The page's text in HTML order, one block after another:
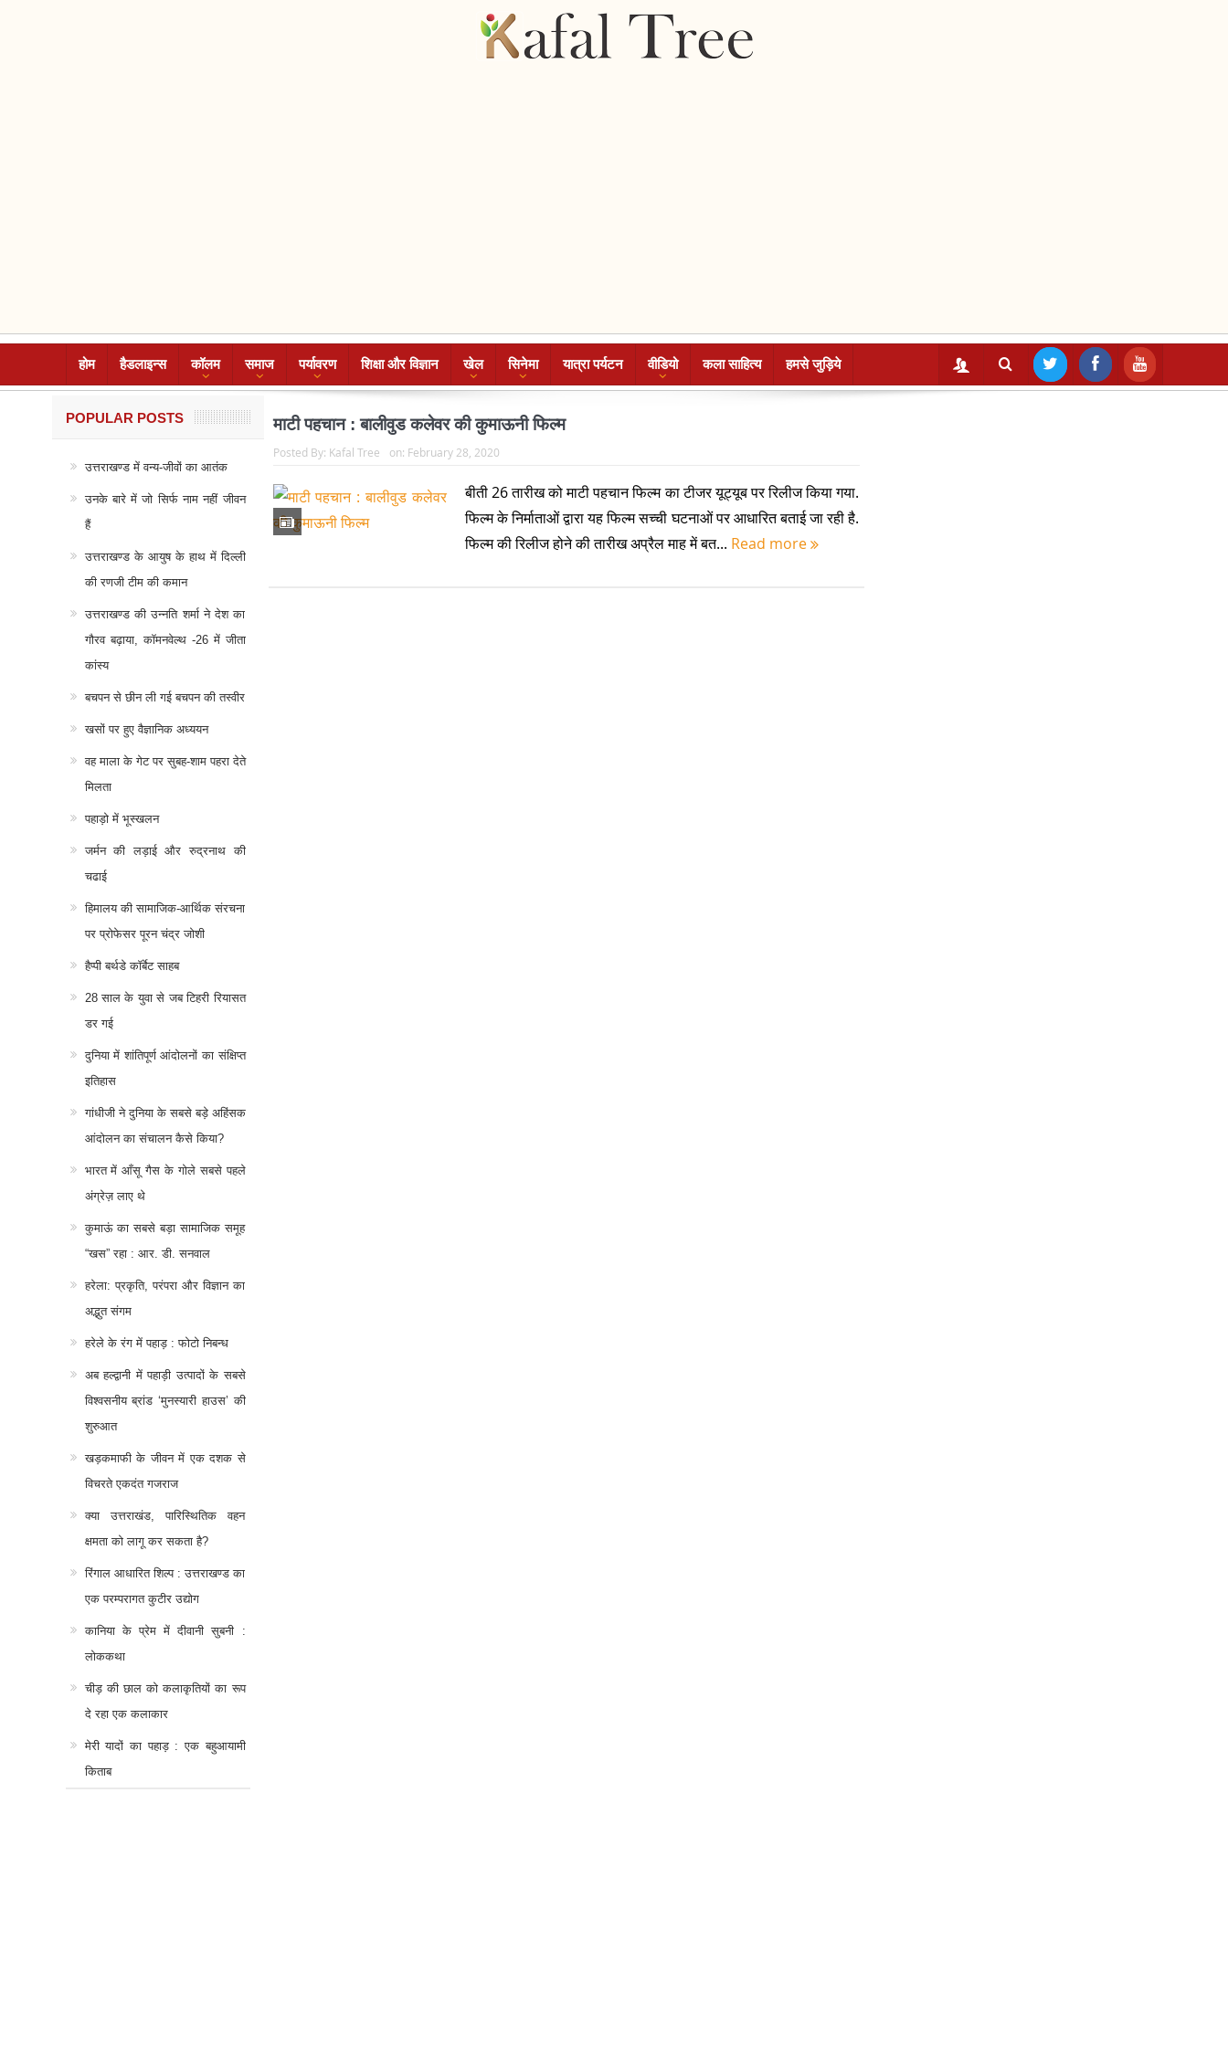
होम हैडलाइन्स कॉलम समाज पर्यावरण शिक्षा और विज्ञान खेल सिनेमा यात्रा पर्यटन वीडियो कला साहित्य हमसे जुड़िये
माटी पहचान : बालीवुड कलेवर की कुमाऊनी फिल्म
Posted By: Kafal Tree on: February 28, 2020
बीती 26 तारीख को माटी पहचान फिल्म का टीजर यूट्यूब पर रिलीज किया गया.
फिल्म के निर्माताओं द्वारा यह फिल्म सच्ची घटनाओं पर आधारित बताई जा रही है.
फिल्म की रिलीज होने की तारीख अप्रैल माह में बत... Read more
POPULAR POSTS
उत्तराखण्ड में वन्य-जीवों का आतंक
उनके बारे में जो सिर्फ नाम नहीं जीवन
हैं
उत्तराखण्ड के आयुष के हाथ में दिल्ली
की रणजी टीम की कमान
उत्तराखण्ड की उन्नति शर्मा ने देश का
गौरव बढ़ाया, कॉमनवेल्थ -26 में जीता
कांस्य
बचपन से छीन ली गई बचपन की तस्वीर
खसों पर हुए वैज्ञानिक अध्ययन
वह माला के गेट पर सुबह-शाम पहरा देते
मिलता
पहाड़ो में भूस्खलन
जर्मन की लड़ाई और रुद्रनाथ की
चढाई
हिमालय की सामाजिक-आर्थिक संरचना
पर प्रोफेसर पूरन चंद्र जोशी
हैप्पी बर्थडे कॉर्बेट साहब
28 साल के युवा से जब टिहरी रियासत
डर गई
दुनिया में शांतिपूर्ण आंदोलनों का संक्षिप्त
इतिहास
गांधीजी ने दुनिया के सबसे बड़े अहिंसक
आंदोलन का संचालन कैसे किया?
भारत में आँसू गैस के गोले सबसे पहले
अंग्रेज़ लाए थे
कुमाऊं का सबसे बड़ा सामाजिक समूह
“खस” रहा : आर. डी. सनवाल
हरेला: प्रकृति, परंपरा और विज्ञान का
अद्भुत संगम
हरेले के रंग में पहाड़ : फोटो निबन्ध
अब हल्द्वानी में पहाड़ी उत्पादों के सबसे
विश्वसनीय ब्रांड ‘मुनस्यारी हाउस’ की
शुरुआत
खड़कमाफी के जीवन में एक दशक से
विचरते एकदंत गजराज
क्या उत्तराखंड, पारिस्थितिक वहन
क्षमता को लागू कर सकता है?
रिंगाल आधारित शिल्प : उत्तराखण्ड का
एक परम्परागत कुटीर उद्योग
कानिया के प्रेम में दीवानी सुबनी :
लोककथा
चीड़ की छाल को कलाकृतियों का रूप
दे रहा एक कलाकार
मेरी यादों का पहाड़ : एक बहुआयामी
किताब